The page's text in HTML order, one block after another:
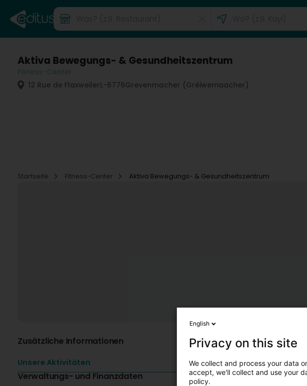
Aktiva Bewegungs- & Gesundheitszentrum
12 Rue de FlaxweilerL-6776Grevenmacher (Gréiwemaacher)
Startseite
Fitness-Center Aktiva Bewegungs- & Gesundheitszentrum
Zusätzliche Informationen
Unsere Aktivitäten
Verwaltungs- und Finanzdaten
English
Privacy on this site
We collect and process your data
accept, we'll collect and use your
policy.